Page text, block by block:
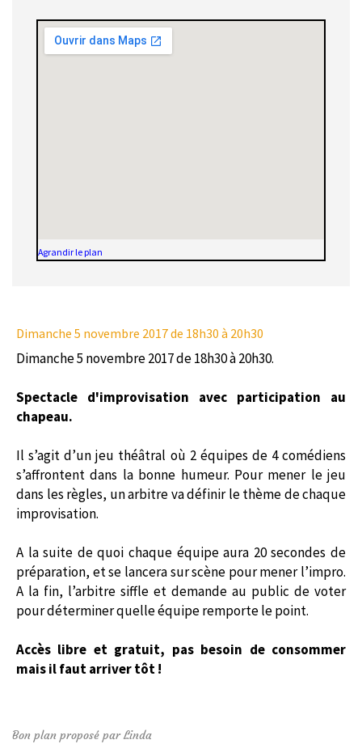
Agrandir le plan
Dimanche 5 novembre 2017de 18h30 à 20h30
Dimanche 5 novembre 2017 de 18h30 à 20h30.
Spectacle d'improvisation avec participation au
chapeau.
Il s’agit d’un jeu théâtral où 2 équipes de 4 comédiens
s’affrontent dans la bonne humeur. Pour mener le jeu
dans les règles, un arbitre va définir le thème de chaque
improvisation.
A la suite de quoi chaque équipe aura 20 secondes de
préparation, et se lancera sur scène pour mener l’impro.
A la fin, l’arbitre siffle et demande au public de voter
pour déterminer quelle équipe remporte le point.
Accès libre et gratuit, pas besoin de consommer
mais il faut arriver tôt !
Bon plan proposé par Linda